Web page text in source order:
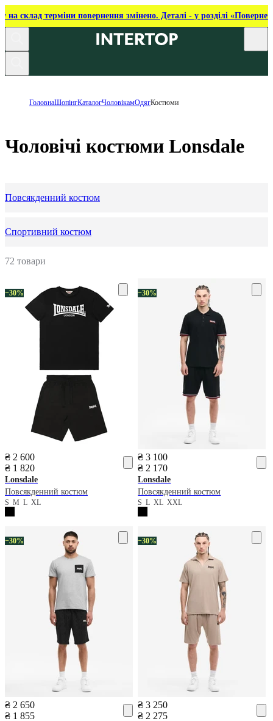
на склад терміни повернення змінено. Деталі - у розділі
ГоловнаШопінгКаталогЧоловікамОдягКостюми
Чоловічі костюми Lonsdale
Повсякденний костюм
Спортивний костюм
72 товари
−30%
₴ 2 600
₴ 1 820
Lonsdale
Повсякденний костюм
S M L XL
−30%
₴ 3 100
₴ 2 170
Lonsdale
Повсякденний костюм
SLXLXXL
−30%
₴ 2 650
₴ 1 855
−30%
₴ 3 250
₴ 2 275